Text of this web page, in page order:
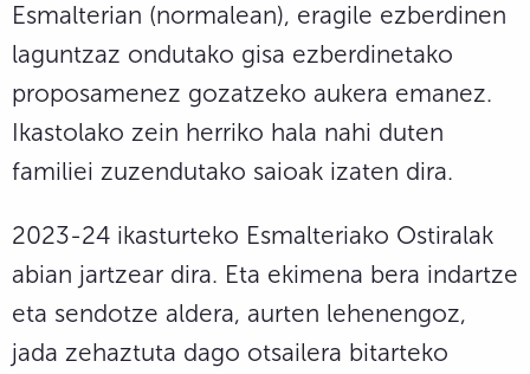
Esmalterian (normalean), eragile ezberdinen
laguntzaz ondutako gisa ezberdinetako
proposamenez gozatzeko aukera emanez.
Ikastolako zein herriko hala nahi duten
familiei zuzendutako saioak izaten dira.
2023-24 ikasturteko Esmalteriako Ostiralak
abian jartzear dira. Eta ekimena bera indartze
eta sendotze aldera, aurten lehenengoz,
jada zehaztuta dago otsailera bitarteko